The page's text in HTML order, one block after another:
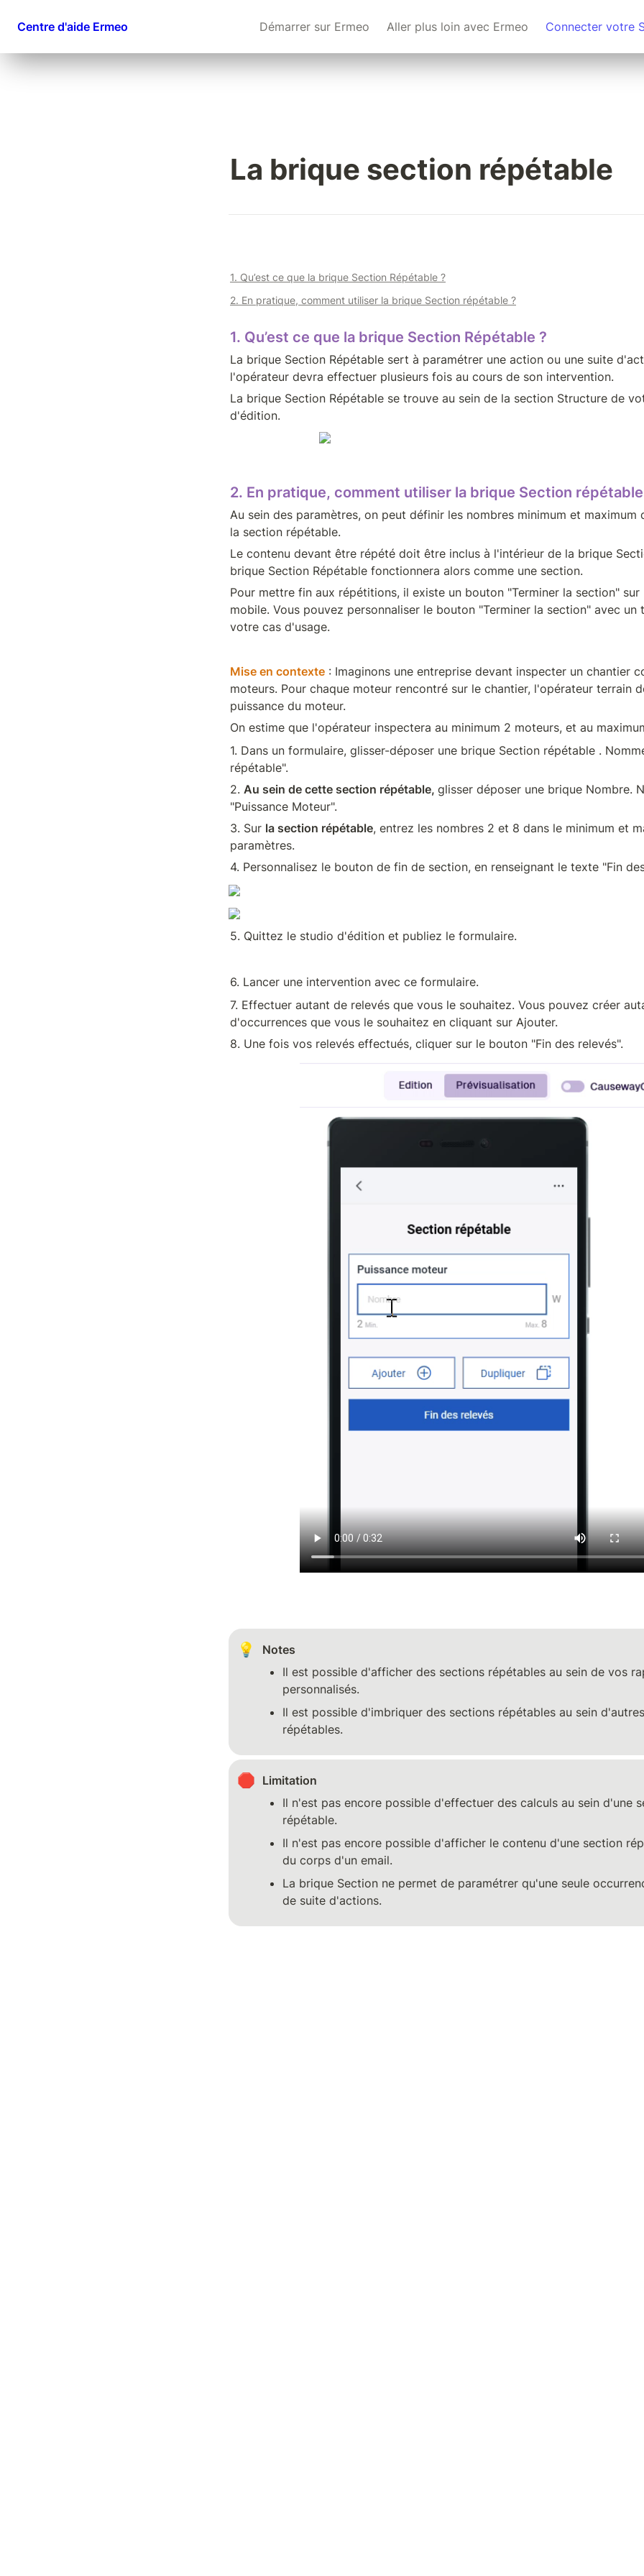
Centre d'aide Ermeo Démarrer sur Ermeo Aller plus loin avec Ermeo Connecter votre
La brique section répétable
1. Qu’est ce que la brique Section Répétable ?
2. En pratique, comment utiliser la brique Section répétable ?
1. Qu’est ce que la brique Section Répétable ?
La brique Section Répétable sert à paramétrer une action ou une suite
l'opérateur devra effectuer plusieurs fois au cours de son intervention.
La brique Section Répétable se trouve au sein de la section Structure de
d'édition.
2. En pratique, comment utiliser la brique Section
Au sein des paramètres, on peut définir les nombres minimum et maximum
la section répétable.
Le contenu devant être répété doit être inclus à l'intérieur de la brique
brique Section Répétable fonctionnera alors comme une section.
Pour mettre fin aux répétitions, il existe un bouton "Terminer la section"
mobile. Vous pouvez personnaliser le bouton "Terminer la section" avec un
votre cas d'usage.
Mise en contexte : Imaginons une entreprise devant inspecter un chantier
moteurs. Pour chaque moteur rencontré sur le chantier, l'opérateur terrain
puissance du moteur.
On estime que l'opérateur inspectera au minimum 2 moteurs, et au
1. Dans un formulaire, glisser-déposer une brique Section répétable .
répétable".
2. Au sein de cette section répétable, glisser déposer une brique Nombre.
"Puissance Moteur".
3. Sur la section répétable, entrez les nombres 2 et 8 dans le minimum et
paramètres.
4. Personnalisez le bouton de fin de section, en renseignant le texte "Fin
5. Quittez le studio d'édition et publiez le formulaire.
6. Lancer une intervention avec ce formulaire.
7. Effectuer autant de relevés que vous le souhaitez. Vous pouvez créer
d'occurrences que vous le souhaitez en cliquant sur Ajouter.
8. Une fois vos relevés effectués, cliquer sur le bouton "Fin des relevés".
💡
Notes
Il est possible d'afficher des sections répétables au sein de vos
personnalisés.
Il est possible d'imbriquer des sections répétables au sein
répétables.
🛑 Limitation
Il n'est pas encore possible d'effectuer des calculs au sein d'une
répétable.
Il n'est pas encore possible d'afficher le contenu d'une section
du corps d'un email.
La brique Section ne permet de paramétrer qu'une seule
de suite d'actions.